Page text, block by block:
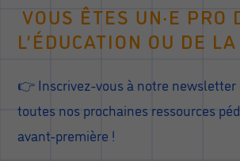
VOUS ÊTES UN·E PRO
L’ÉDUCATION OU DE
👉 Inscrivez-vous à notre newsletter
toutes nos prochaines ressources
avant-première !